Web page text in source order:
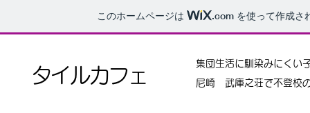
このホームページは .comを使って作成さ
タイルカフェ
集団生活に馴染みにくい
尼崎 武庫之荘で不登校